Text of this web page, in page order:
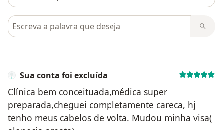
Pesquisar em opiniões
Sua conta foi excluída
Clínica bem conceituada,médica super
preparada,cheguei completamente careca, hj
tenho meus cabelos de volta. Mudou minha visa(